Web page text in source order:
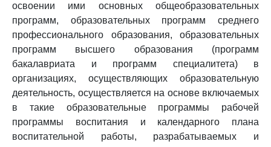
освоении ими основных общеобразовательных
программ, образовательных программ среднего
профессионального образования, образовательных
программ высшего образования (программ
бакалавриата и программ специалитета) в
организациях, осуществляющих образовательную
деятельность, осуществляется на основе включаемых
в такие образовательные программы рабочей
программы воспитания и календарного плана
воспитательной работы, разрабатываемых и